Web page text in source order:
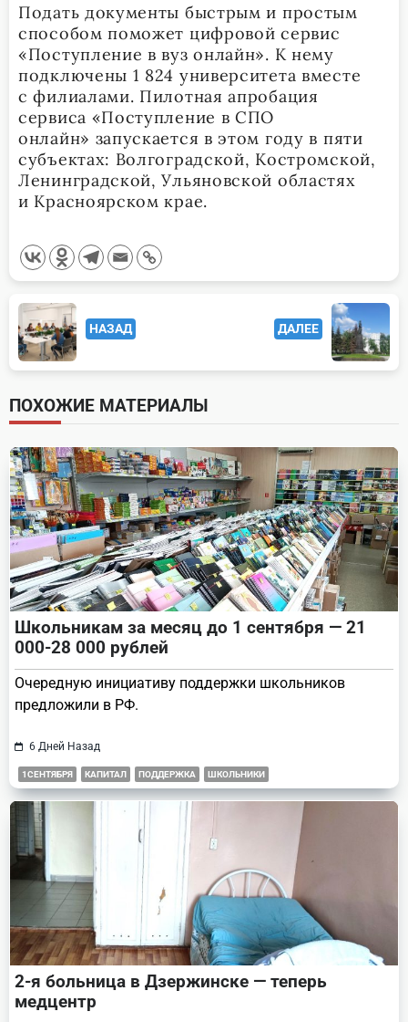
Подать документы быстрым и простым
способом поможет цифровой сервис
«Поступление в вуз онлайн». К нему
подключены 1 824 университета вместе
с филиалами. Пилотная апробация
сервиса «Поступление в СПО
онлайн» запускается в этом году в пяти
субъектах: Волгоградской, Костромской,
Ленинградской, Ульяновской областях
и Красноярском крае.
<span
class="nav-
subtitle
screen-
reader-
text">Page</span>
НАЗАД ДАЛЕЕ
ПОХОЖИЕ МАТЕРИАЛЫ
Школьникам за месяц до 1 сентября — 21
000-28 000 рублей
Очередную инициативу поддержки школьников
предложили в РФ.
6 Дней Назад
1СЕНТЯБРЯ КАПИТАЛ ПОДДЕРЖКА ШКОЛЬНИКИ
2-я больница в Дзержинске — теперь
медцентр